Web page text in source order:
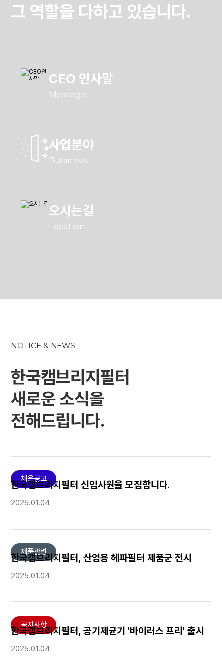
그 역할을 다하고 있습니다.
CEO 인사말
Message
사업분야
Business
오시는길
Location
NOTICE & NEWS
한국캠브리지필터
새로운 소식을
전해드립니다.
채용공고
한국캠브리지필터 신입사원을 모집합니다.
2025.01.04
제품관련
한국캠브리지필터, 산업용 헤파필터 제품군 전시
2025.01.04
공지사항
한국캠브리지필터, 공기제균기 '바이러스 프리' 출시
2025.01.04